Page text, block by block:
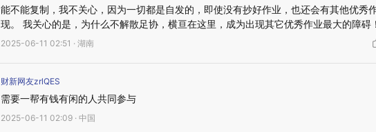
能不能复制，我不关心，因为一切都是自发的，即使没有抄好作业，也还会有其他优秀
现。 我关心的是，为什么不解散足协，横亘在这里，成为出现其它优秀作业最大的障碍！
2025-06-11 02:51 · 湖南
财新网友zrlQES
需要一帮有钱有闲的人共同参与
2025-06-11 02:09 · 中国